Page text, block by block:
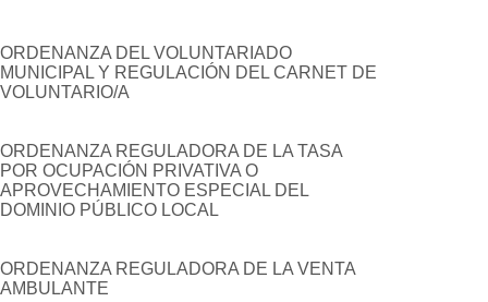
ORDENANZA DEL VOLUNTARIADO
MUNICIPAL Y REGULACIÓN DEL CARNET DE
VOLUNTARIO/A
ORDENANZA REGULADORA DE LA TASA
POR OCUPACIÓN PRIVATIVA O
APROVECHAMIENTO ESPECIAL DEL
DOMINIO PÚBLICO LOCAL
ORDENANZA REGULADORA DE LA VENTA
AMBULANTE